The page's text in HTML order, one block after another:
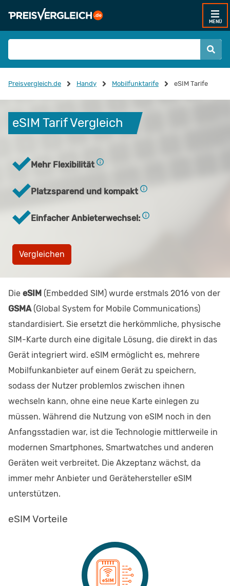
MENÜ
Preisvergleich.de Handy Mobilfunktarife eSIM Tarife
eSIM Tarif Vergleich
Mehr Flexibilität
Platzsparend und kompakt
Einfacher Anbieterwechsel:
Vergleichen
Die eSIM (Embedded SIM) wurde erstmals 2016 von der
GSMA(Global System for Mobile Communications)
standardisiert. Sie ersetzt die herkömmliche, physische
SIM-Karte durch eine digitale Lösung, die direkt in das
Gerät integriert wird. eSIM ermöglicht es, mehrere
Mobilfunkanbieter auf einem Gerät zu speichern,
sodass der Nutzer problemlos zwischen ihnen
wechseln kann, ohne eine neue Karte einlegen zu
müssen. Während die Nutzung von eSIM noch in den
Anfangsstadien war, ist die Technologie mittlerweile in
modernen Smartphones, Smartwatches und anderen
Geräten weit verbreitet. Die Akzeptanz wächst, da
immer mehr Anbieter und Gerätehersteller eSIM
unterstützen.
eSIM Vorteile